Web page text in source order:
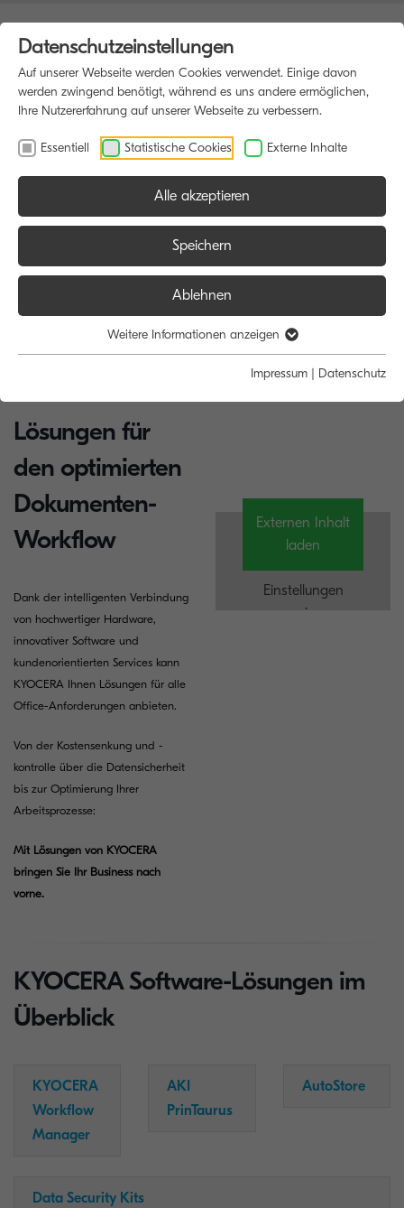
Software
Lösungen für
den optimierten
Dokumenten-
Workflow
Dank der intelligenten Verbindung
von hochwertiger Hardware,
innovativer Software und
kundenorientierten Services kann
KYOCERA Ihnen Lösungen für alle
Office-Anforderungen anbieten.
Von der Kostensenkung und -
kontrolle über die Datensicherheit
bis zur Optimierung Ihrer
Arbeitsprozesse:
Mit Lösungen von KYOCERA
bringen Sie Ihr Business nach
vorne.
Externen Inhalt
laden
Einstellungen
anzeigen
KYOCERA Software-Lösungen im
Überblick
KYOCERA
Workflow
Manager
AKI
PrinTaurus
AutoStore
Data Security Kits
Datenschutzeinstellungen
Auf unserer Webseite werden Cookies verwendet. Einige davon
werden zwingend benötigt, während es uns andere ermöglichen,
Ihre Nutzererfahrung auf unserer Webseite zu verbessern.
Essentiell Statistische Cookies Externe Inhalte
Alle akzeptieren
Speichern
Ablehnen
Weitere Informationen anzeigen
Impressum | Datenschutz